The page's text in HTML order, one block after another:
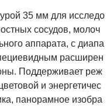
35 мм для исследо
сосудов, молоч
аппарата, с диапа
расширен
Поддерживает реж
и энергетичес
панорамное изобра